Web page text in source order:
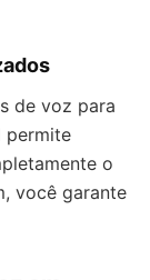
de voz para
permite
o
você garante